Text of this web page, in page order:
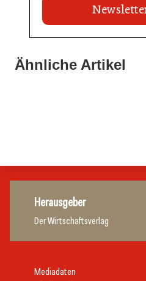
Ähnliche Artikel
20. Juli 2026
Herausgeber
Der Wirtschaftsverlag
Mediadaten